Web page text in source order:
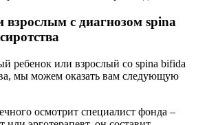
с диагнозом spina
ребенок или взрослый со spina bifida
мы можем оказать вам следующую
осмотрит специалист фонда –